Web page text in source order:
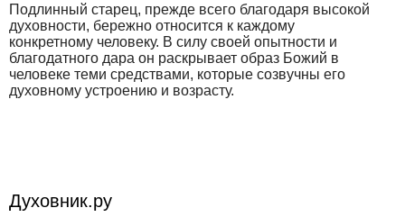
Духовник.ру
Подлинный старец, прежде всего благодаря высокой
духовности, бережно относится к каждому
конкретному человеку. В силу своей опытности и
благодатного дара он раскрывает образ Божий в
человеке теми средствами, которые созвучны его
духовному устроению и возрасту.